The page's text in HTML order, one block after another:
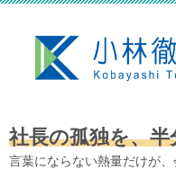
社長の孤独を、
言葉にならない熱量だけが、